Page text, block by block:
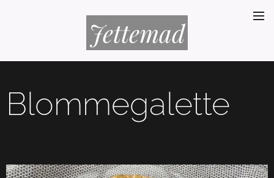
Jettemad
Blommegalette